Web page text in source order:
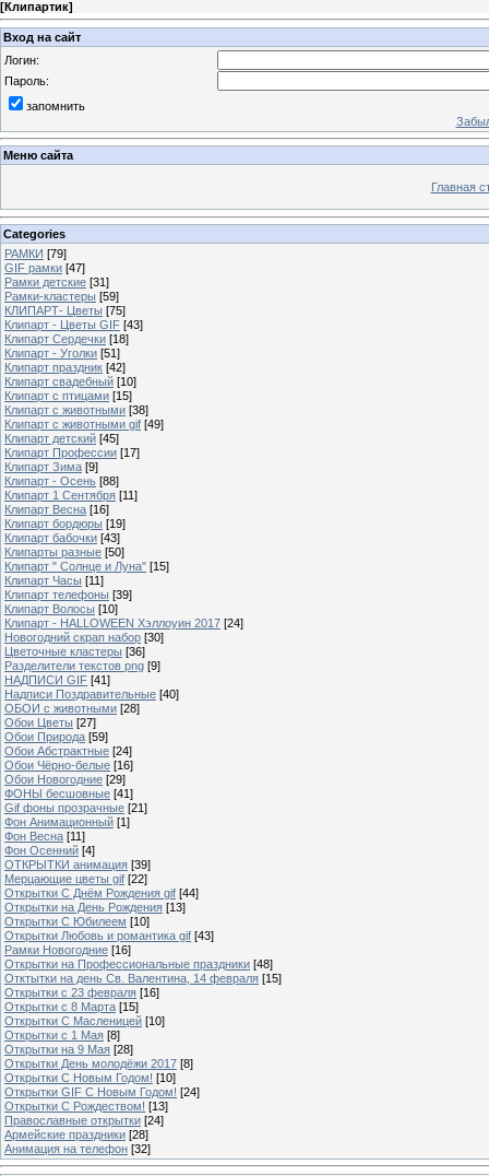
[Клипартик]
Вход на сайт
Логин:
Пароль:
запомнить
Меню сайта
Главная
Categories
РАМКИ [79]
GIF рамки [47]
Рамки детские [31]
Рамки-кластеры [59]
КЛИПАРТ- Цветы [75]
Клипарт - Цветы GIF [43]
Клипарт Сердечки [18]
Клипарт - Уголки [51]
Клипарт праздник [42]
Клипарт свадебный [10]
Клипарт с птицами [15]
Клипарт с животными [38]
Клипарт с животными gif [49]
Клипарт детский [45]
Клипарт Профессии [17]
Клипарт Зима [9]
Клипарт - Осень [88]
Клипарт 1 Сентября [11]
Клипарт Весна [16]
Клипарт бордюры [19]
Клипарт бабочки [43]
Клипарты разные [50]
Клипарт " Солнце и Луна" [15]
Клипарт Часы [11]
Клипарт телефоны [39]
Клипарт Волосы [10]
Клипарт - HALLOWEEN Хэллоуин 2017 [24]
Новогодний скрап набор [30]
Цветочные кластеры [36]
Разделители текстов png [9]
НАДПИСИ GIF [41]
Надписи Поздравительные [40]
ОБОИ с животными [28]
Обои Цветы [27]
Обои Природа [59]
Обои Абстрактные [24]
Обои Чёрно-белые [16]
Обои Новогодние [29]
ФОНЫ бесшовные [41]
Gif фоны прозрачные [21]
Фон Анимационный [1]
Фон Весна [11]
Фон Осенний [4]
ОТКРЫТКИ анимация [39]
Мерцающие цветы gif [22]
Открытки С Днём Рождения gif [44]
Открытки на День Рождения [13]
Открытки С Юбилеем [10]
Открытки Любовь и романтика gif [43]
Рамки Новогодние [16]
Открытки на Профессиональные праздники [48]
Отктытки на день Св. Валентина, 14 февраля [15]
Открытки с 23 февраля [16]
Открытки с 8 Марта [15]
Открытки С Масленицей [10]
Открытки с 1 Мая [8]
Открытки на 9 Мая [28]
Открытки День молодёжи 2017 [8]
Открытки С Новым Годом! [10]
Открытки GIF С Новым Годом! [24]
Открытки С Рождеством! [13]
Православные открытки [24]
Армейские праздники [28]
Анимация на телефон [32]